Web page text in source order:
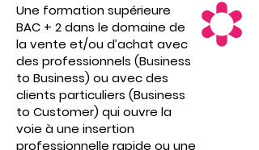
Une formation supérieure
BAC + 2 dans le domaine de
la vente et/ou d’achat avec
des professionnels (Business
to Business) ou avec des
clients particuliers (Business
to Customer) qui ouvre la
voie à une insertion
professionnelle rapide ou une